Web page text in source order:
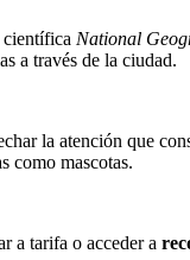
científica National
a través de la ciudad.
la atención que
como mascotas.
a tarifa o acceder a